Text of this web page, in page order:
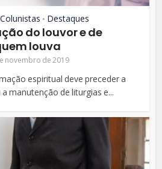
Colunistas • Destaques
do louvor e de
louva
novembro de 2019
espiritual deve preceder a
manutenção de liturgias e...